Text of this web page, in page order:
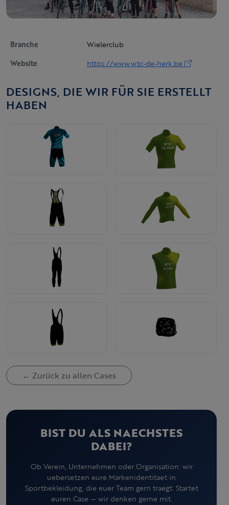
Branche
Wielerclub
Website
https://www.wtc-de-herk.be
DESIGNS, DIE WIR FÜR SIE ERSTELLT
HABEN
← Zurück zu allen Cases
BIST DU ALS NAECHSTES
DABEI?
Ob Verein, Unternehmen oder Organisation: wir
uebersetzen eure Markenidentitaet in
Sportbekleidung, die euer Team gern traegt. Startet
euren Case — wir denken gerne mit.